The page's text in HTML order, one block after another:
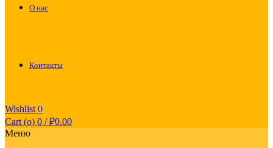
О нас
Контакты
Wishlist 0
Cart (o) 0 / ₽0.00
Меню